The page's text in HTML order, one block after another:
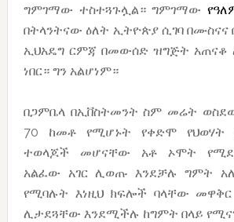
ግምገማው ተስተጓጉሏል። ግምገማው
በትላንትናው ዕለት ኢትዮጵያ ሲገባ በሙስናና
ኢህአዴግ ርምጃ በመውሰድ ዝግጅት አጠናቆ
ነበር። ግን አልሆነም።
በጋምቤላ በኢቨስትመንት ስም መሬት
70 ከመቶ የሚሆኑት የቀድሞ የህወሃት
ተወላጆች መሆናቸው አቶ ኦሞት
አልፈው አገር ሊወጡ እንደቻሉ ግምት
የሚባሉት እነዚህ ክፍሎች ባላቸው
ሊታደጓቸው እንደሚችሉ ከግምት በላይ